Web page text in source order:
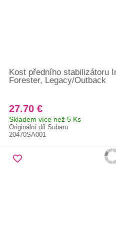
Kost předního stabilizátoru
Forester, Legacy/Outback
27.70 €
Skladem více než 5 Ks
Originální díl Subaru
20470SA001